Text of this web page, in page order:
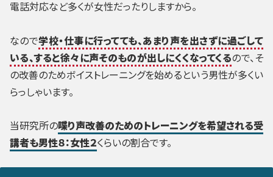
電話対応など多くが女性だったりしますから。
なので学校・仕事に行ってても、あまり声を出さずに過ごして
いる、すると徐々に声そのものが出しにくくなってくるので、そ
の改善のためボイストレーニングを始めるという男性が多くい
らっしゃいます。
当研究所の喋り声改善のためのトレーニングを希望される受
講者も男性８：女性２くらいの割合です。